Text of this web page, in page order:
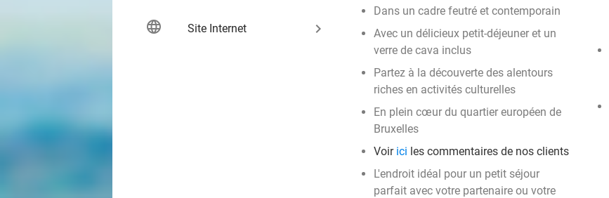
language Site Internet keyboard_arrow_right
Dans un cadre feutré et contemporain
Avec un délicieux petit-déjeuner et un
verre de cava inclus
Partez à la découverte des alentours
riches en activités culturelles
En plein cœur du quartier européen de
Bruxelles
Voir ici les commentaires de nos clients
L'endroit idéal pour un petit séjour
parfait avec votre partenaire ou votre